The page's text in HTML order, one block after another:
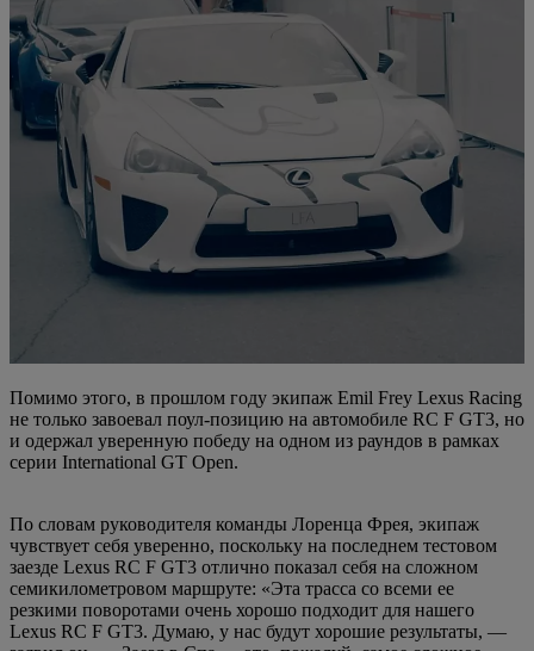
Помимо этого, в прошлом году экипаж Emil Frey Lexus Racing
не только завоевал поул-позицию на автомобиле RC F GT3, но
и одержал уверенную победу на одном из раундов в рамках
серии International GT Open.
По словам руководителя команды Лоренца Фрея, экипаж
чувствует себя уверенно, поскольку на последнем тестовом
заезде Lexus RC F GT3 отлично показал себя на сложном
семикилометровом маршруте: «Эта трасса со всеми ее
резкими поворотами очень хорошо подходит для нашего
Lexus RC F GT3. Думаю, у нас будут хорошие результаты, —